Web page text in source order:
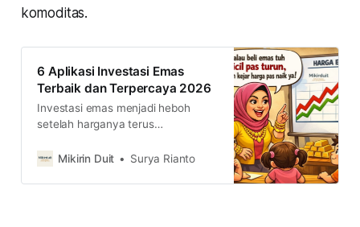
komoditas.
6 Aplikasi Investasi Emas
Terbaik dan Terpercaya 2026
Investasi emas menjadi heboh
setelah harganya terus
sejak akhir 2024. Lalu, apa aplikasi
terpercaya?
Mikirin Duit Surya Rianto